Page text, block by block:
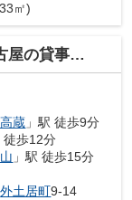
㎡)
貸オフィス 】
蔵 」駅 徒歩9分
徒歩12分
」駅 徒歩15分
外土居町9-14